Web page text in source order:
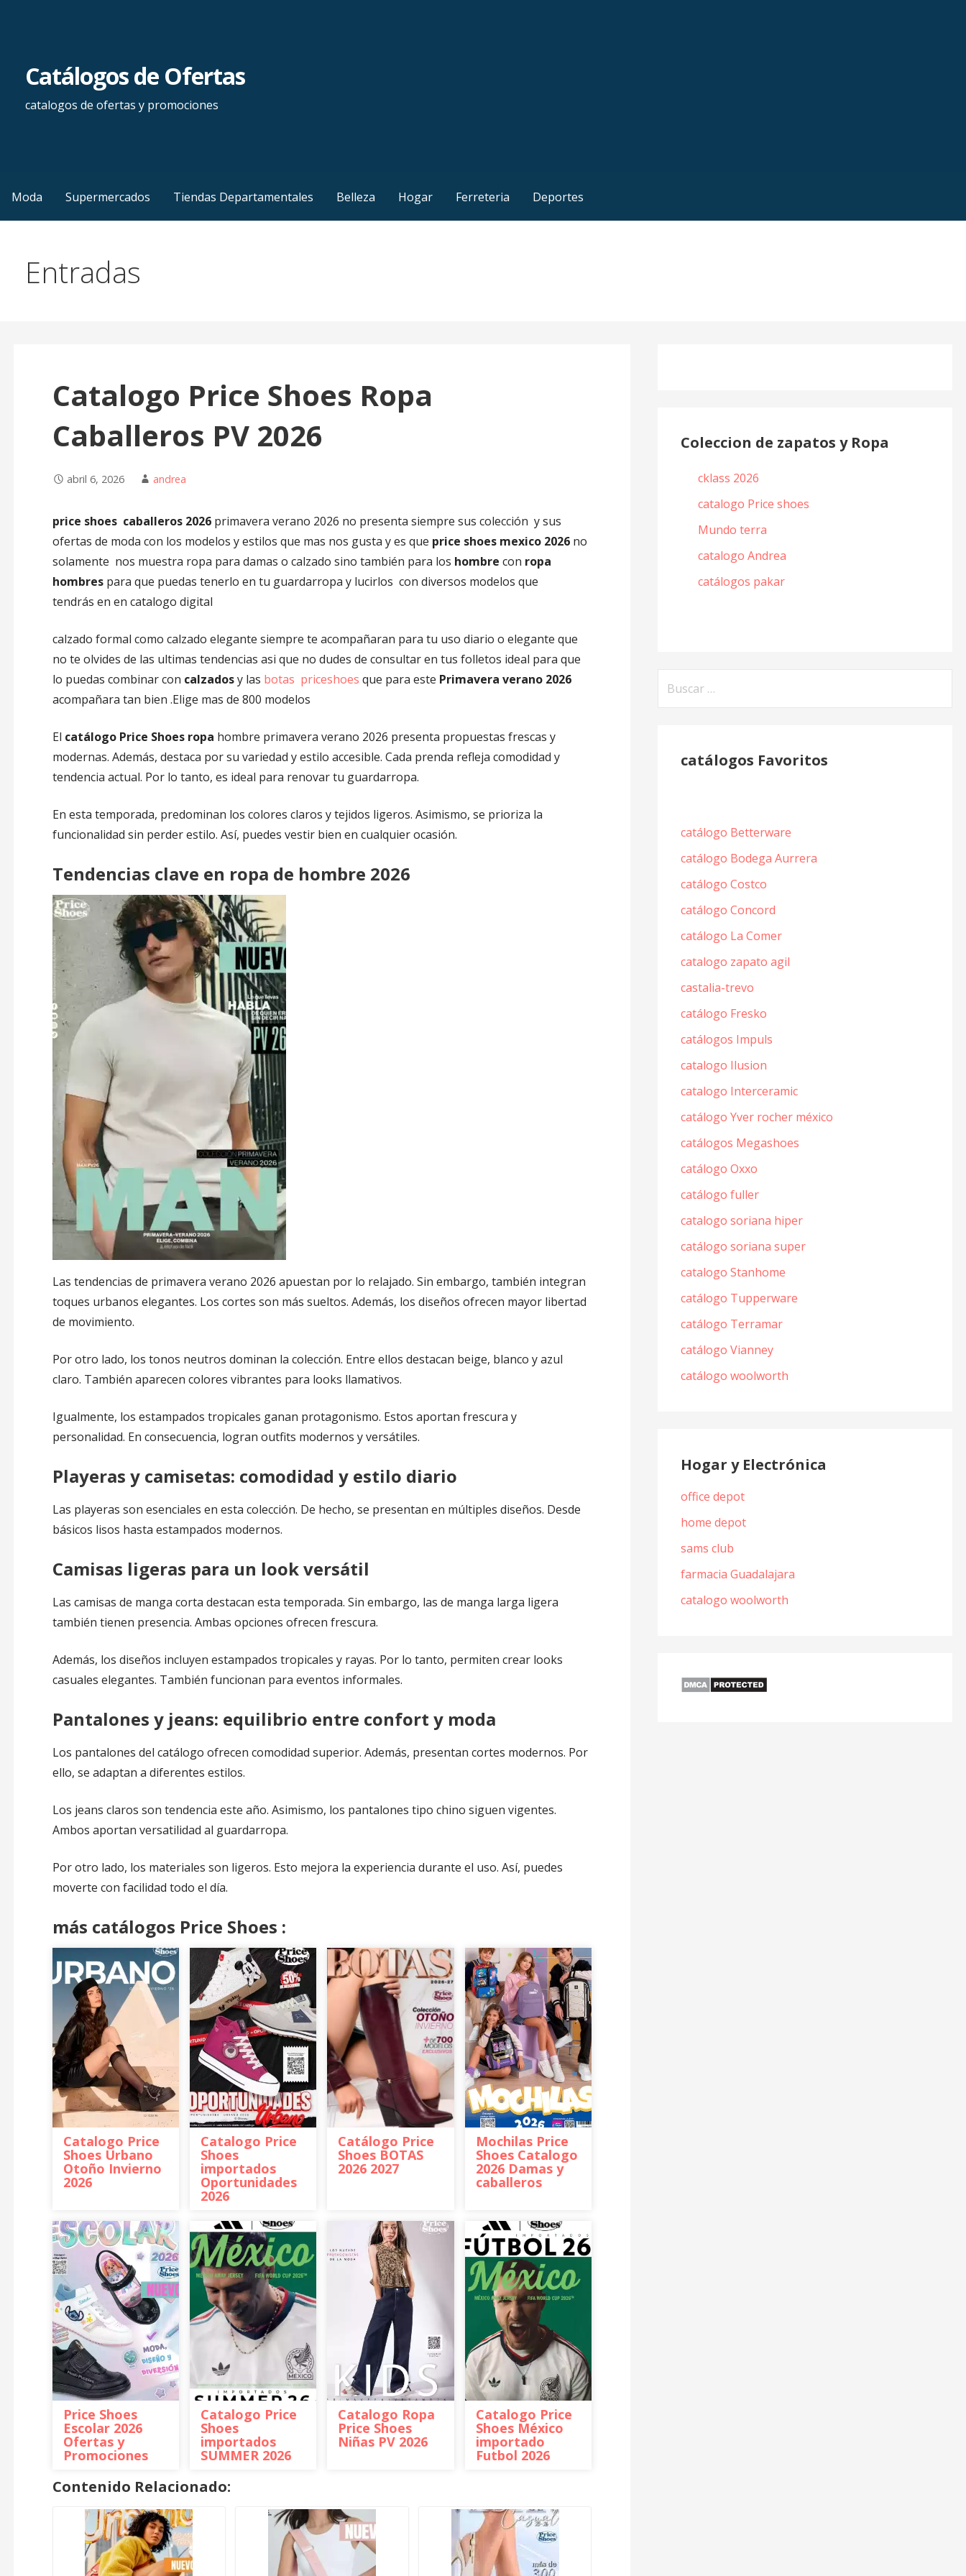
Catálogos de Ofertas
catalogos de ofertas y promociones
Moda Supermercados Tiendas Departamentales Belleza Hogar Ferreteria Deportes
Entradas
Catalogo Price Shoes Ropa
Caballeros PV 2026
abril 6, 2026 andrea
price shoes caballeros 2026primavera verano 2026 no presenta siempre sus colección y sus
ofertas de moda con los modelos y estilos que mas nos gusta y es que price shoes mexico 2026no
solamente nos muestra ropa para damas o calzado sino también para los hombre con ropa
hombrespara que puedas tenerlo en tu guardarropa y lucirlos con diversos modelos que
tendrás en en catalogo digital
calzado formal como calzado elegante siempre te acompañaran para tu uso diario o elegante que
no te olvides de las ultimas tendencias asi que no dudes de consultar en tus folletos ideal para que
lo puedas combinar con calzadosy las botas priceshoes que para este Primavera verano 2026
acompañara tan bien .Elige mas de 800 modelos
El catálogo Price Shoes ropa hombre primavera verano 2026 presenta propuestas frescas y
modernas. Además, destaca por su variedad y estilo accesible. Cada prenda refleja comodidad y
tendencia actual. Por lo tanto, es ideal para renovar tu guardarropa.
En esta temporada, predominan los colores claros y tejidos ligeros. Asimismo, se prioriza la
funcionalidad sin perder estilo. Así, puedes vestir bien en cualquier ocasión.
Tendencias clave en ropa de hombre 2026
Las tendencias de primavera verano 2026 apuestan por lo relajado. Sin embargo, también integran
toques urbanos elegantes. Los cortes son más sueltos. Además, los diseños ofrecen mayor libertad
de movimiento.
Por otro lado, los tonos neutros dominan la colección. Entre ellos destacan beige, blanco y azul
claro. También aparecen colores vibrantes para looks llamativos.
Igualmente, los estampados tropicales ganan protagonismo. Estos aportan frescura y
personalidad. En consecuencia, logran outfits modernos y versátiles.
Playeras y camisetas: comodidad y estilo diario
Las playeras son esenciales en esta colección. De hecho, se presentan en múltiples diseños. Desde
básicos lisos hasta estampados modernos.
Camisas ligeras para un look versátil
Las camisas de manga corta destacan esta temporada. Sin embargo, las de manga larga ligera
también tienen presencia. Ambas opciones ofrecen frescura.
Además, los diseños incluyen estampados tropicales y rayas. Por lo tanto, permiten crear looks
casuales elegantes. También funcionan para eventos informales.
Pantalones y jeans: equilibrio entre confort y moda
Los pantalones del catálogo ofrecen comodidad superior. Además, presentan cortes modernos. Por
ello, se adaptan a diferentes estilos.
Los jeans claros son tendencia este año. Asimismo, los pantalones tipo chino siguen vigentes.
Ambos aportan versatilidad al guardarropa.
Por otro lado, los materiales son ligeros. Esto mejora la experiencia durante el uso. Así, puedes
moverte con facilidad todo el día.
más catálogos Price Shoes :
Catalogo Price
Shoes Urbano
Otoño Invierno
2026
Catalogo Price
Shoes
importados
Oportunidades
2026
Catálogo Price
Shoes BOTAS
2026 2027
Mochilas Price
Shoes Catalogo
2026 Damas y
caballeros
Price Shoes
Escolar 2026
Ofertas y
Promociones
Catalogo Price
Shoes
importados
SUMMER 2026
Catalogo Ropa
Price Shoes
Niñas PV 2026
Catalogo Price
Shoes México
importado
Futbol 2026
Contenido Relacionado:
Coleccion de zapatos y Ropa
cklass 2026
catalogo Price shoes
Mundo terra
catalogo Andrea
catálogos pakar
catálogos Favoritos
catálogo Betterware
catálogo Bodega Aurrera
catálogo Costco
catálogo Concord
catálogo La Comer
catalogo zapato agil
castalia-trevo
catálogo Fresko
catálogos Impuls
catalogo Ilusion
catalogo Interceramic
catálogo Yver rocher méxico
catálogos Megashoes
catálogo Oxxo
catálogo fuller
catalogo soriana hiper
catálogo soriana super
catalogo Stanhome
catálogo Tupperware
catálogo Terramar
catálogo Vianney
catálogo woolworth
Hogar y Electrónica
office depot
home depot
sams club
farmacia Guadalajara
catalogo woolworth